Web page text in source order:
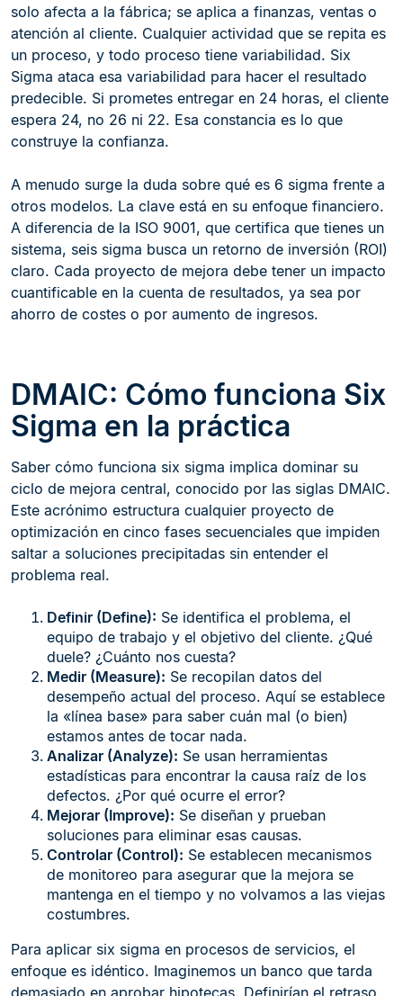
solo afecta a la fábrica; se aplica a finanzas, ventas o
atención al cliente. Cualquier actividad que se repita es
un proceso, y todo proceso tiene variabilidad. Six
Sigma ataca esa variabilidad para hacer el resultado
predecible. Si prometes entregar en 24 horas, el cliente
espera 24, no 26 ni 22. Esa constancia es lo que
construye la confianza.
A menudo surge la duda sobre qué es 6 sigma frente a
otros modelos. La clave está en su enfoque financiero.
A diferencia de la ISO 9001, que certifica que tienes un
sistema, seis sigma busca un retorno de inversión (ROI)
claro. Cada proyecto de mejora debe tener un impacto
cuantificable en la cuenta de resultados, ya sea por
ahorro de costes o por aumento de ingresos.
DMAIC: Cómo funciona Six
Sigma en la práctica
Saber cómo funciona six sigma implica dominar su
ciclo de mejora central, conocido por las siglas DMAIC.
Este acrónimo estructura cualquier proyecto de
optimización en cinco fases secuenciales que impiden
saltar a soluciones precipitadas sin entender el
problema real.
Definir (Define): Se identifica el problema, el
equipo de trabajo y el objetivo del cliente. ¿Qué
duele? ¿Cuánto nos cuesta?
Medir (Measure): Se recopilan datos del
desempeño actual del proceso. Aquí se establece
la «línea base» para saber cuán mal (o bien)
estamos antes de tocar nada.
Analizar (Analyze): Se usan herramientas
estadísticas para encontrar la causa raíz de los
defectos. ¿Por qué ocurre el error?
Mejorar (Improve): Se diseñan y prueban
soluciones para eliminar esas causas.
Controlar (Control): Se establecen mecanismos
de monitoreo para asegurar que la mejora se
mantenga en el tiempo y no volvamos a las viejas
costumbres.
Para aplicar six sigma en procesos de servicios, el
enfoque es idéntico. Imaginemos un banco que tarda
demasiado en aprobar hipotecas. Definirían el retraso